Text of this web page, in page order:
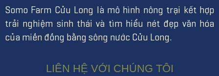
Somo Farm Cửu Long là mô hình nông trại kết hợp
trải nghiệm sinh thái và tìm hiểu nét đẹp văn hóa
của miền đồng bằng sông nước Cửu Long.
LIÊN HỆ VỚI CHÚNG TÔI